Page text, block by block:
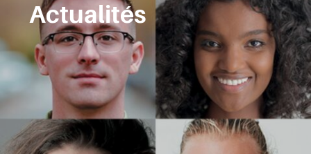
Actualités